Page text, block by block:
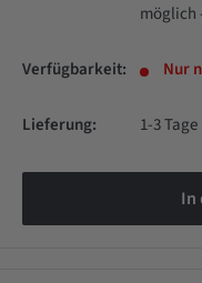
möglich
Verfügbarkeit: Nur
Lieferung: 1-3
In